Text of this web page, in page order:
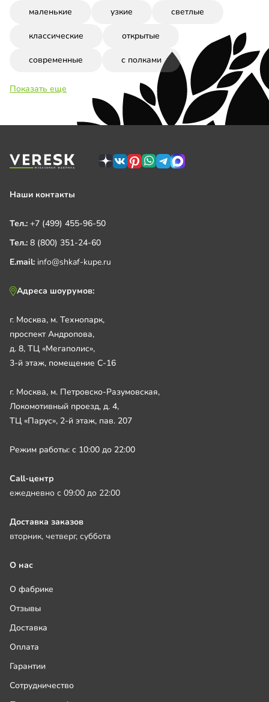
маленькие узкие светлые
классические открытые
современные с полками
Показать еще
Наши контакты
Тел.: +7 (499) 455-96-50
Тел.: 8 (800) 351-24-60
E.mail: info@shkaf-kupe.ru
Адреса шоурумов:
г. Москва, м. Технопарк,
проспект Андропова,
д. 8, ТЦ «Мегаполис»,
3-й этаж, помещение С-16
г. Москва, м. Петровско-Разумовская,
Локомотивный проезд, д. 4,
ТЦ «Парус», 2-й этаж, пав. 207
Режим работы: с 10:00 до 22:00
Call-центр
ежедневно с 09:00 до 22:00
Доставка заказов
вторник, четверг, суббота
О нас
О фабрике
Отзывы
Доставка
Оплата
Гарантии
Сотрудничество